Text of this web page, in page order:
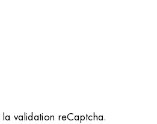
validation reCaptcha.